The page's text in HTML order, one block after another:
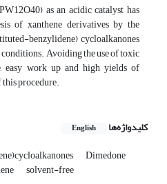
as an acidic catalyst has
of xanthene derivatives by the
benzylidene) cycloalkanones
Avoiding the use of toxic
easy work up and high yields of
procedure.
کلیدواژه‌ها English
Dimedone
solvent-free